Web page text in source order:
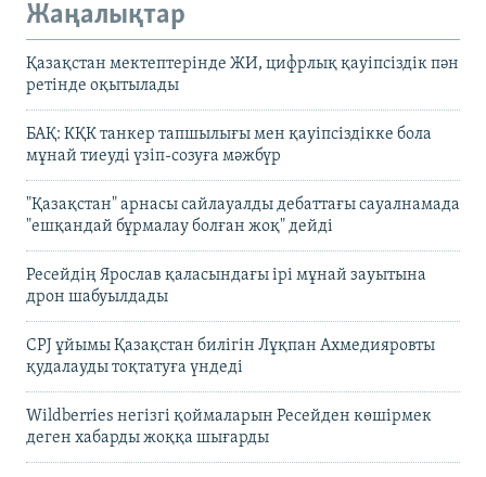
Жаңалықтар
Қазақстан мектептерінде ЖИ, цифрлық қауіпсіздік пән
ретінде оқытылады
БАҚ: КҚК танкер тапшылығы мен қауіпсіздікке бола
мұнай тиеуді үзіп-созуға мәжбүр
"Қазақстан" арнасы сайлауалды дебаттағы сауалнамада
"ешқандай бұрмалау болған жоқ" дейді
Ресейдің Ярослав қаласындағы ірі мұнай зауытына
дрон шабуылдады
CPJ ұйымы Қазақстан билігін Лұқпан Ахмедияровты
қудалауды тоқтатуға үндеді
Wildberries негізгі қоймаларын Ресейден көшірмек
деген хабарды жоққа шығарды